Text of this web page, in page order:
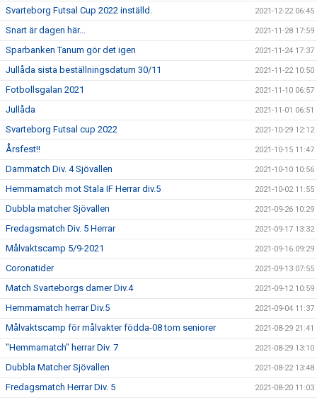
Svarteborg Futsal Cup 2022 inställd. 2021-12-22 06:45
Snart är dagen här… 2021-11-28 17:59
Sparbanken Tanum gör det igen 2021-11-24 17:37
Jullåda sista beställningsdatum 30/11 2021-11-22 10:50
Fotbollsgalan 2021 2021-11-10 06:57
Jullåda 2021-11-01 06:51
Svarteborg Futsal cup 2022 2021-10-29 12:12
Årsfest!! 2021-10-15 11:47
Dammatch Div. 4 Sjövallen 2021-10-10 10:56
Hemmamatch mot Stala IF Herrar div.5 2021-10-02 11:55
Dubbla matcher Sjövallen 2021-09-26 10:29
Fredagsmatch Div. 5 Herrar 2021-09-17 13:32
Målvaktscamp 5/9-2021 2021-09-16 09:29
Coronatider 2021-09-13 07:55
Match Svarteborgs damer Div.4 2021-09-12 10:59
Hemmamatch herrar Div.5 2021-09-04 11:37
Målvaktscamp för målvakter födda-08 tom seniorer 2021-08-29 21:41
"Hemmamatch" herrar Div. 7 2021-08-29 13:10
Dubbla Matcher Sjövallen 2021-08-22 13:48
Fredagsmatch Herrar Div. 5 2021-08-20 11:03